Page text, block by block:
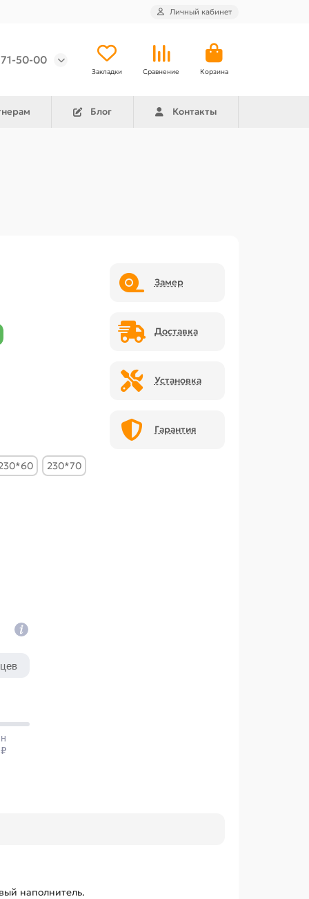
Личный кабинет
50-00
Закладки Сравнение Корзина
Блог Контакты
230*70
Замер
Доставка
Установка
Гарантия
наполнитель.